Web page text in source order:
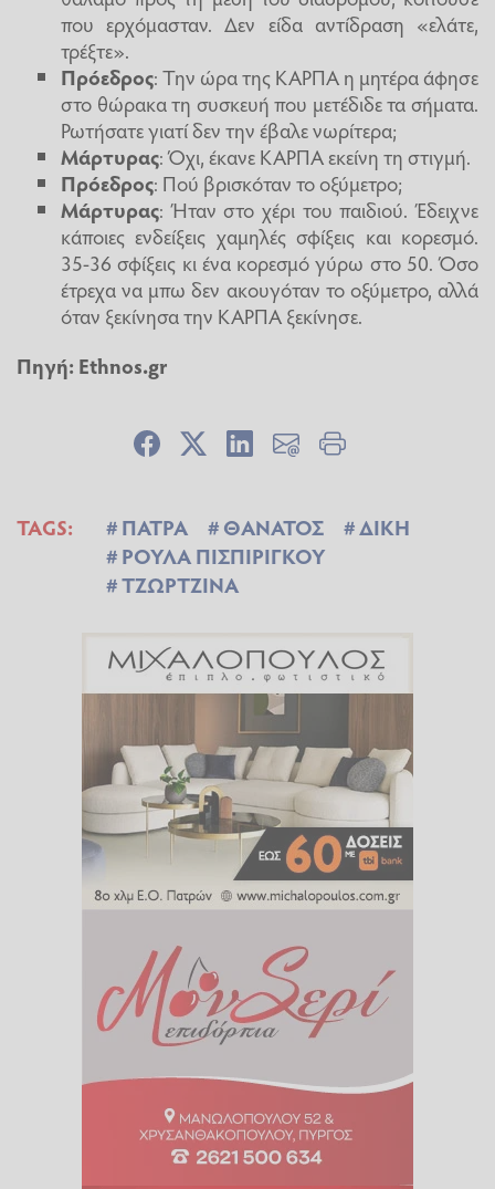
που ερχόμασταν. Δεν είδα αντίδραση «ελάτε,
τρέξτε».
Πρόεδρος: Την ώρα της ΚΑΡΠΑ η μητέρα άφησε
στο θώρακα τη συσκευή που μετέδιδε τα σήματα.
Ρωτήσατε γιατί δεν την έβαλε νωρίτερα;
Μάρτυρας: Όχι, έκανε ΚΑΡΠΑ εκείνη τη στιγμή.
Πρόεδρος: Πού βρισκόταν το οξύμετρο;
Μάρτυρας: Ήταν στο χέρι του παιδιού. Έδειχνε
κάποιες ενδείξεις χαμηλές σφίξεις και κορεσμό.
35-36 σφίξεις κι ένα κορεσμό γύρω στο 50. Όσο
έτρεχα να μπω δεν ακουγόταν το οξύμετρο, αλλά
όταν ξεκίνησα την ΚΑΡΠΑ ξεκίνησε.
Πηγή: Ethnos.gr
TAGS: ΠΑΤΡΑ ΘΑΝΑΤΟΣ
ΔΙΚΗ
ΡΟΥΛΑ ΠΙΣΠΙΡΙΓΚΟΥ
ΤΖΩΡΤΖΙΝΑ